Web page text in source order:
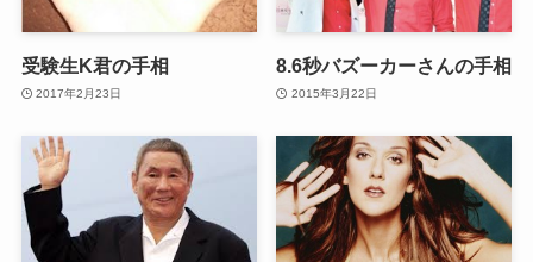
受験生K君の手相
2017年2月23日
8.6秒バズーカーさんの手相
2015年3月22日